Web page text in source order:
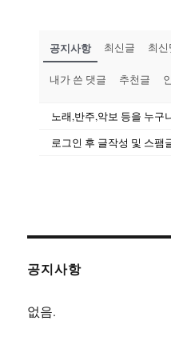
공지사항 최신글 최
내가 쓴 댓글 추천글
로그인 후 글작성 및 스팸
공지사항
없음.